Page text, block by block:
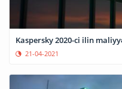
Kaspersky 2020-ci ilin
21-04-2021